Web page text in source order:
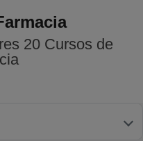
20 Cursos de